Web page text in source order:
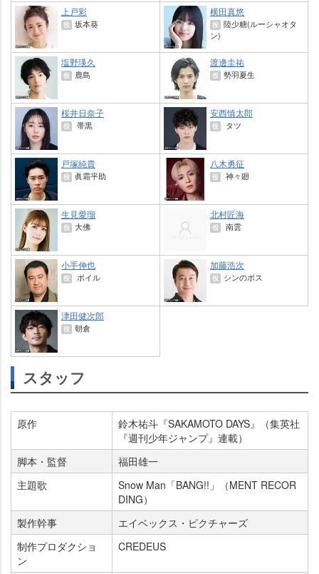
上戸彩
役 坂本葵
横田真悠
役 陸少糖(ルーシャオタ
ン)
塩野瑛久
役 鹿島
渡邊圭祐
役 勢羽夏生
桜井日奈子
役 帯黒
安西慎太郎
役 タツ
戸塚純貴
役 眞霜平助
八木勇征
役 神々廻
生見愛瑠
役 大佛
北村匠海
役 南雲
小手伸也
役 ボイル
加藤浩次
役 シンのボス
津田健次郎
役 朝倉
スタッフ
原作
鈴木祐斗『SAKAMOTO DAYS』（集英社
『週刊少年ジャンプ』連載）
脚本・監督
福田雄一
主題歌
Snow Man「BANG!!」（MENT RECOR
DING）
製作幹事
エイベックス・ピクチャーズ
制作プロダクショ
ン
CREDEUS